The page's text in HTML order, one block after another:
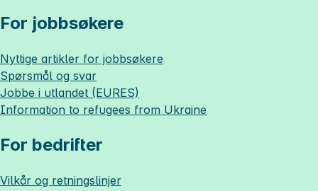
For jobbsøkere
Nyttige artikler for jobbsøkere
Spørsmål og svar
Jobbe i utlandet (EURES)
Information to refugees from Ukraine
For bedrifter
Vilkår og retningslinjer